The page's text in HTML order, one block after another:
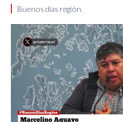
Buenos días región.